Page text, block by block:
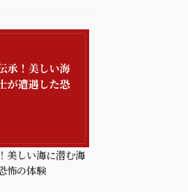
美しい海に潜む海
怖の体験